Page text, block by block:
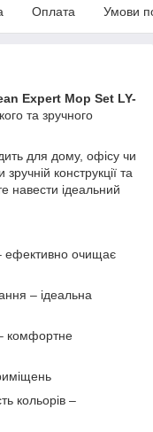
Оплата Умови
Expert Mop Set LY-
та зручного
для дому, офісу чи
конструкції та
навести ідеальний
ефективно очищає
– ідеальна
комфортне
кольорів –